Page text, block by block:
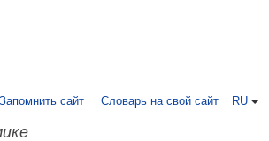
RU
Запомнить сайт Словарь на свой сайт